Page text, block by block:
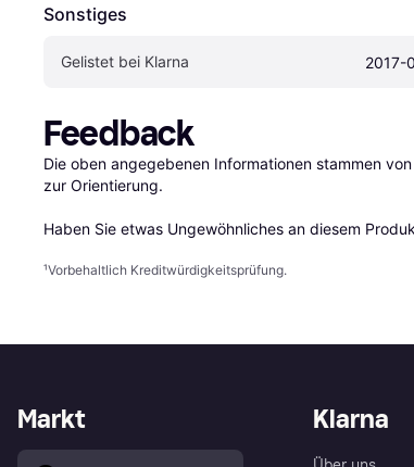
Sonstiges
Gelistet bei Klarna 2017-
Feedback
Die oben angegebenen Informationen stammen
zur Orientierung.
Haben Sie etwas Ungewöhnliches an diesem
¹Vorbehaltlich Kreditwürdigkeitsprüfung.
Klarna
Markt